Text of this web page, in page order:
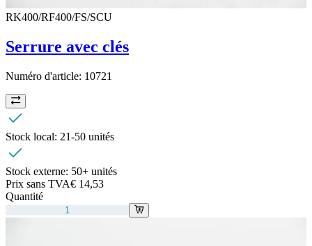
RK400/RF400/FS/SCU
Serrure avec clés
Numéro d'article: 10721
Stock local: 21-50 unités
Stock externe: 50+ unités
Prix sans TVA€ 14,53
Quantité